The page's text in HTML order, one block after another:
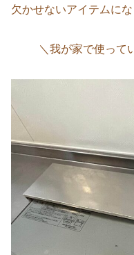
欠かせないアイテムにな
＼我が家で使って